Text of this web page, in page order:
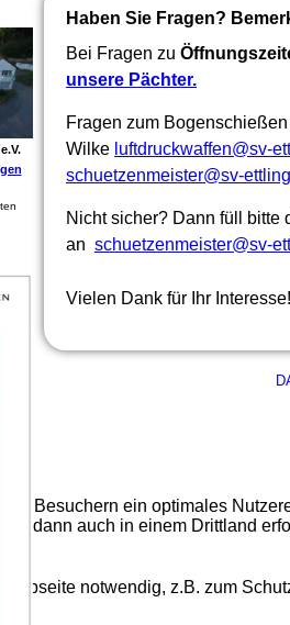
Haben Sie Fragen?
Bei Fragen zu
unsere Pächter.
Fragen zum
Wilke luftdruckwaffen@sv-
schuetzenmeister@sv-
Nicht sicher? Dann füll bitte
an schuetzenmeister@sv-
Vielen Dank für Ihr Interesse!
Besuchern ein optimales
dann auch in einem Drittland
notwendig, z.B. zum